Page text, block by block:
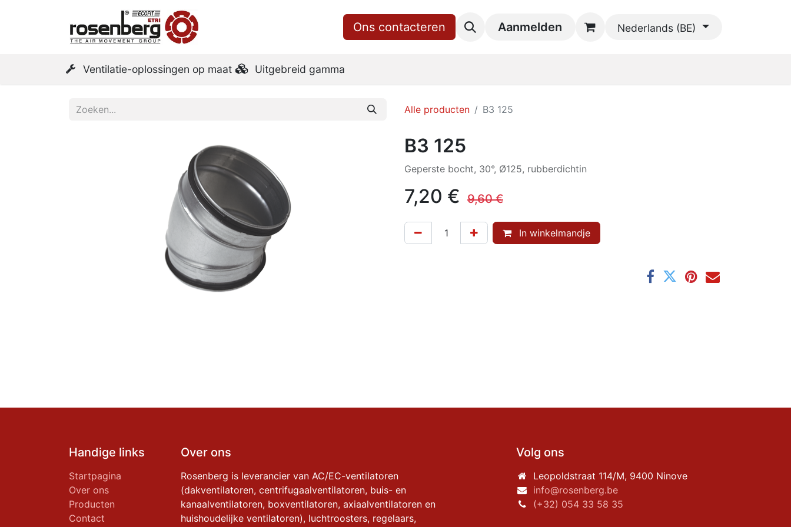
Over ons RoVent10 Online Downloads Contact
Ons contacteren Aanmelden Nederlands (BE)
Ventilatie-oplossingen op maat Uitgebreid gamma
Alle producten B3 125
B3 125
Geperste bocht, 30°, Ø125, rubberdichtin
7,20 € 9,60€
In winkelmandje
Handige links
Startpagina
Over ons
Producten
Contact
Over ons
Rosenberg is leverancier van AC/EC-ventilatoren
(dakventilatoren, centrifugaalventilatoren, buis- en
kanaalventilatoren, boxventilatoren, axiaalventilatoren en
huishoudelijke ventilatoren), luchtroosters, regelaars,
Volg ons
Leopoldstraat 114/M, 9400 Ninove
info@rosenberg.be
(+32) 054 33 58 35